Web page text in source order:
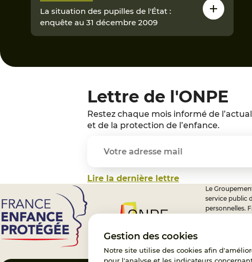
Gestion des cookies
Notre site utilise des cookies afin
La situation des pupilles de l'État :
enquête au 31 décembre 2009
Lettre de l'ONPE
Restez chaque mois informé de
et de la protection de l’enfance.
Lire la dernière lettre
Le
service public
personnelles.